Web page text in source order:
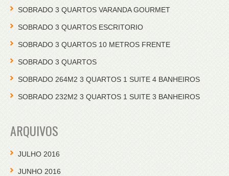
SOBRADO 3 QUARTOS VARANDA GOURMET
SOBRADO 3 QUARTOS ESCRITORIO
SOBRADO 3 QUARTOS 10 METROS FRENTE
SOBRADO 3 QUARTOS
SOBRADO 264M2 3 QUARTOS 1 SUITE 4 BANHEIROS
SOBRADO 232M2 3 QUARTOS 1 SUITE 3 BANHEIROS
ARQUIVOS
JULHO 2016
JUNHO 2016